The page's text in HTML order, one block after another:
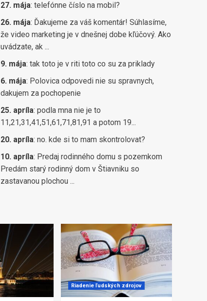
27. mája: telefónne číslo na mobil?
26. mája: Ďakujeme za váš komentár! Súhlasíme,
že video marketing je v dnešnej dobe kľúčový. Ako
uvádzate, ak ...
9. mája: tak toto je v riti toto co su za priklady
6. mája: Polovica odpovedi nie su spravnych,
dakujem za pochopenie
25. apríla: podla mna nie je to
11,21,31,41,51,61,71,81,91 a potom 19...
20. apríla: no. kde si to mam skontrolovat?
10. apríla: Predaj rodinného domu s pozemkom
Predám starý rodinný dom v Štiavniku so
zastavanou plochou ...
Riadenie ľudských zdrojov